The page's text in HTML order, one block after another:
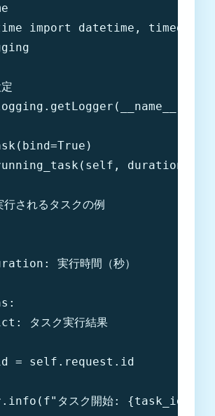
import datetime, timedelta
されるタスクの例
実行時間（秒）
タスク実行結果
= self.request.id
タスク開始: {task_id},